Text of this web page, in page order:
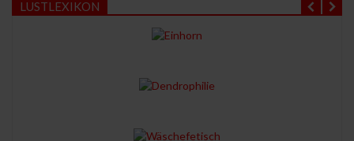
LUSTLEXIKON